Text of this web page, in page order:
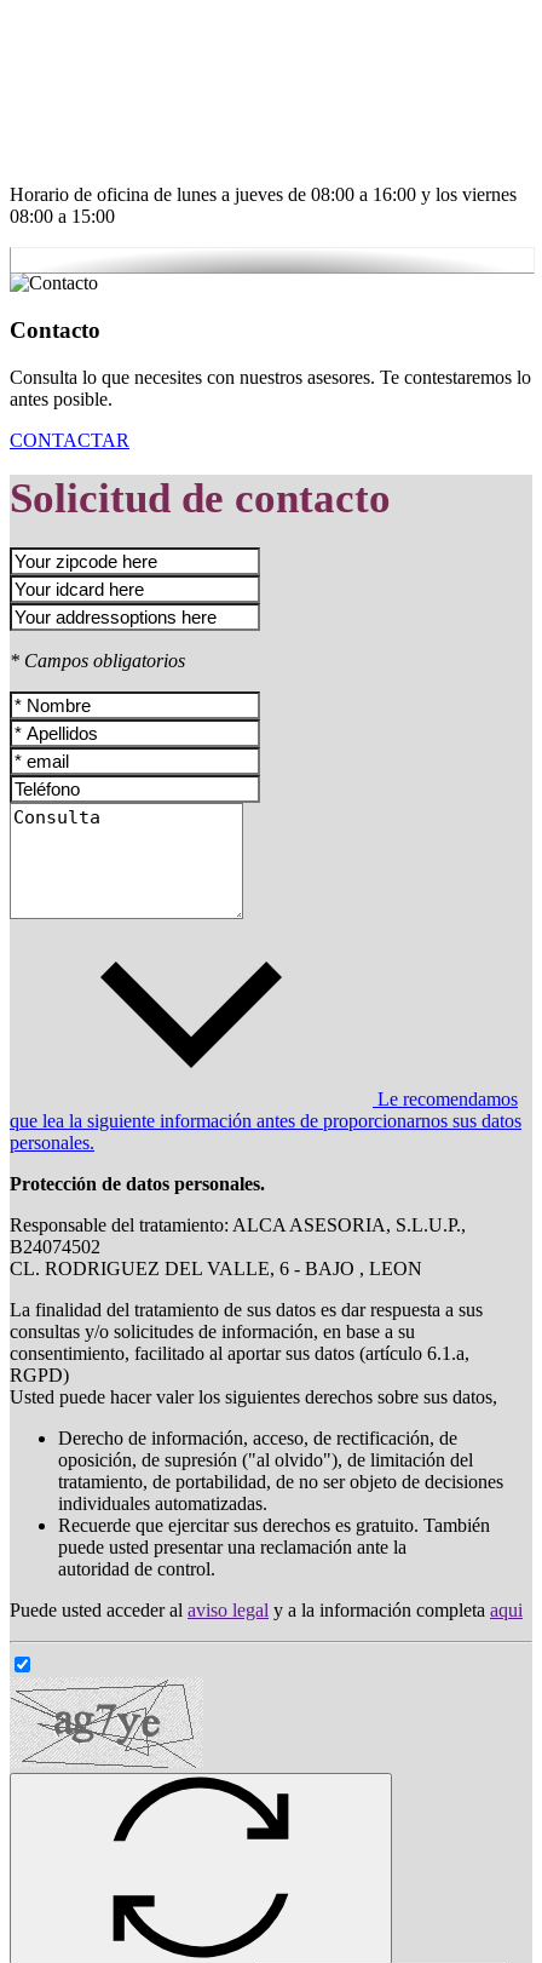
Horario de oficina de lunes a jueves de 08:00 a 16:00 y los viernes
08:00 a 15:00
Contacto
Consulta lo que necesites con nuestros asesores. Te contestaremos lo
antes posible.
CONTACTAR
Solicitud de contacto
* Campos obligatorios
Le recomendamos
que lea la siguiente información antes de proporcionarnos sus datos
personales.
Protección de datos personales.
Responsable del tratamiento: ALCA ASESORIA, S.L.U.P.,
B24074502
CL. RODRIGUEZ DEL VALLE, 6 - BAJO , LEON
La finalidad del tratamiento de sus datos es dar respuesta a sus
consultas y/o solicitudes de información, en base a su
consentimiento, facilitado al aportar sus datos (artículo 6.1.a,
RGPD)
Usted puede hacer valer los siguientes derechos sobre sus datos,
Derecho de información, acceso, de rectificación, de
oposición, de supresión ("al olvido"), de limitación del
tratamiento, de portabilidad, de no ser objeto de decisiones
individuales automatizadas.
Recuerde que ejercitar sus derechos es gratuito. También
puede usted presentar una reclamación ante la
autoridad de control.
Puede usted acceder al aviso legal y a la información completa aqui